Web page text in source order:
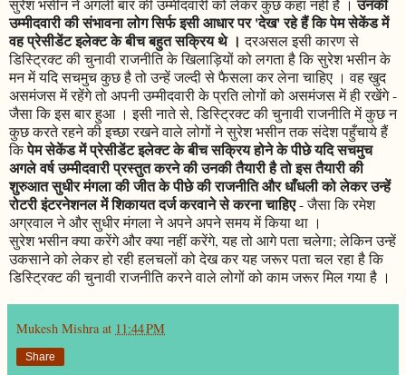
सुरेश भसीन ने अगली बार की उम्मीदवारी को लेकर कुछ कहा नहीं है ।
उम्मीदवारी की संभावना लोग सिर्फ इसी आधार पर 'देख' रहे हैं कि पेम सेकेंड में
वह प्रेसीडेंट इलेक्ट के बीच बहुत सक्रिय थे । दरअसल इसी कारण से
डिस्ट्रिक्ट की चुनावी राजनीति के खिलाड़ियों को लगता है कि सुरेश भसीन के
मन में यदि सचमुच कुछ है तो उन्हें जल्दी से फैसला कर लेना चाहिए । वह खुद
असमंजस में रहेंगे तो अपनी उम्मीदवारी के प्रति लोगों को असमंजस में ही रखेंगे -
जैसा कि इस बार हुआ । इसी नाते से, डिस्ट्रिक्ट की चुनावी राजनीति में कुछ न
कुछ करते रहने की इच्छा रखने वाले लोगों ने सुरेश भसीन तक संदेश पहुँचाये हैं
किपेम सेकेंड में प्रेसीडेंट इलेक्ट के बीच सक्रिय होने के पीछे यदि सचमुच
अगले वर्ष उम्मीदवारी प्रस्तुत करने की उनकी तैयारी है तो इस तैयारी की
शुरुआत सुधीर मंगला की जीत के पीछे की राजनीति और धाँधली को लेकर उन्हें
रोटरी इंटरनेशनल में शिकायत दर्ज करवाने से करना चाहिए- जैसा कि रमेश
अग्रवाल ने और सुधीर मंगला ने अपने अपने समय में किया था ।
सुरेश भसीन क्या करेंगे और क्या नहीं करेंगे, यह तो आगे पता चलेगा; लेकिन उन्हें
उकसाने को लेकर हो रही हलचलों को देख कर यह जरूर पता चल रहा है कि
डिस्ट्रिक्ट की चुनावी राजनीति करने वाले लोगों को काम जरूर मिल गया है ।
Mukesh Mishra at 11:44 PM
Share